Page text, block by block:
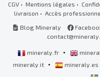
CGV • Mentions légales •
livraison • Accès
Blog Mineraly
mineraly.fr •
mineraly.it • mineraly.es